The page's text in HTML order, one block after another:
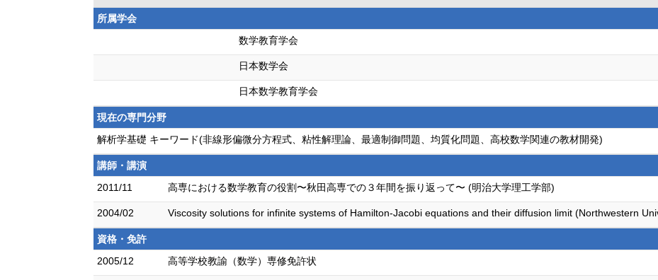
所属学会
数学教育学会
日本数学会
日本数学教育学会
現在の専門分野
解析学基礎 キーワード(非線形偏微分方程式、粘性解理論、最適制御問題、均質化問題、高校数学関連の教材開発)
講師・講演
2011/11
高専における数学教育の役割〜秋田高専での３年間を振り返って〜 (明治大学理工学部)
2004/02 Viscosity solutions for infinite systems of Hamilton-Jacobi equations and their diffusion limit (Northwestern
資格・免許
2005/12
高等学校教諭（数学）専修免許状